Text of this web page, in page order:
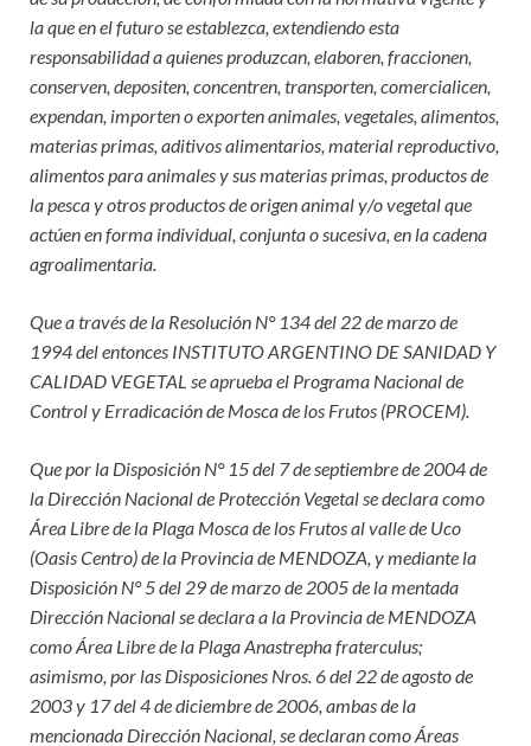
la que en el futuro se establezca, extendiendo esta
responsabilidad a quienes produzcan, elaboren, fraccionen,
conserven, depositen, concentren, transporten, comercialicen,
expendan, importen o exporten animales, vegetales, alimentos,
materias primas, aditivos alimentarios, material reproductivo,
alimentos para animales y sus materias primas, productos de
la pesca y otros productos de origen animal y/o vegetal que
actúen en forma individual, conjunta o sucesiva, en la cadena
agroalimentaria.
Que a través de la Resolución N° 134 del 22 de marzo de
1994 del entonces INSTITUTO ARGENTINO DE SANIDAD Y
CALIDAD VEGETAL se aprueba el Programa Nacional de
Control y Erradicación de Mosca de los Frutos (PROCEM).
Que por la Disposición N° 15 del 7 de septiembre de 2004 de
la Dirección Nacional de Protección Vegetal se declara como
Área Libre de la Plaga Mosca de los Frutos al valle de Uco
(Oasis Centro) de la Provincia de MENDOZA, y mediante la
Disposición N° 5 del 29 de marzo de 2005 de la mentada
Dirección Nacional se declara a la Provincia de MENDOZA
como Área Libre de la Plaga Anastrepha fraterculus;
asimismo, por las Disposiciones Nros. 6 del 22 de agosto de
2003 y 17 del 4 de diciembre de 2006, ambas de la
mencionada Dirección Nacional, se declaran como Áreas